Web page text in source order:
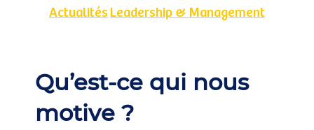
Actualités Leadership & Management
Qu’est-ce qui nous
motive ?